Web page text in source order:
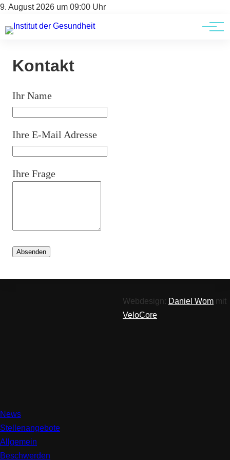
9. August 2026 um 09:00 Uhr
Kontakt
Kontakt
AGBs
Kontakt
Ihr Name
Ihre E-Mail Adresse
Ihre Frage
Absenden
News
Stellenangebote
Allgemein
Beschwerden
Webdesign: Daniel Wom mit
VeloCore